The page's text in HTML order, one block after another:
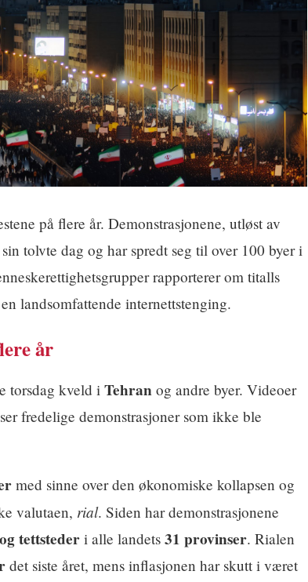
på flere år. Demonstrasjonene, utløst av
tolvte dag og har spredt seg til over 100 byer i
rapporterer om titalls
landsomfattende internettstenging.
år
torsdag kveld i Tehran og andre byer. Videoer
fredelige demonstrasjoner som ikke ble
med sinne over den økonomiske kollapsen og
valutaen, rial. Siden har demonstrasjonene
tettsteder i alle landets 31 provinser. Rialen
det siste året, mens inflasjonen har skutt i været